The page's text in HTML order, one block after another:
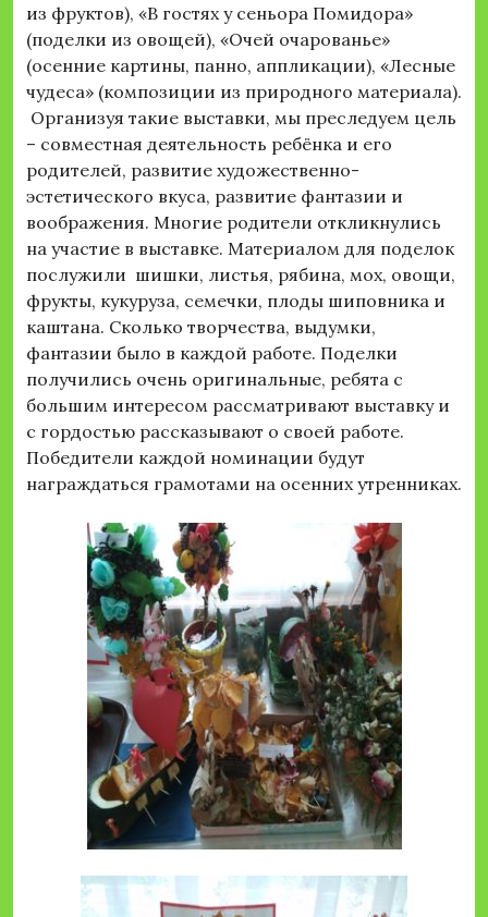
из фруктов), «В гостях у сеньора Помидора»
(поделки из овощей), «Очей очарованье»
(осенние картины, панно, аппликации), «Лесные
чудеса» (композиции из природного материала).
Организуя такие выставки, мы преследуем цель
– совместная деятельность ребёнка и его
родителей, развитие художественно-
эстетического вкуса, развитие фантазии и
воображения. Многие родители откликнулись
на участие в выставке. Материалом для поделок
послужили шишки, листья, рябина, мох, овощи,
фрукты, кукуруза, семечки, плоды шиповника и
каштана. Сколько творчества, выдумки,
фантазии было в каждой работе. Поделки
получились очень оригинальные, ребята с
большим интересом рассматривают выставку и
с гордостью рассказывают о своей работе.
Победители каждой номинации будут
награждаться грамотами на осенних утренниках.